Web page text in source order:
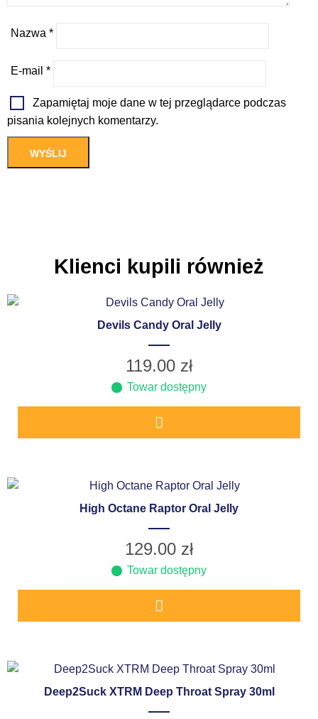
Nazwa *
E-mail *
Zapamiętaj moje dane w tej przeglądarce podczas
pisania kolejnych komentarzy.
Klienci kupili również
Devils Candy Oral Jelly
119.00 zł
Towar dostępny
High Octane Raptor Oral Jelly
129.00 zł
Towar dostępny
Deep2Suck XTRM Deep Throat Spray 30ml